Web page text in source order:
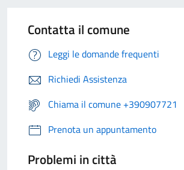
Contatta il comune
Leggi le domande frequenti
Richiedi Assistenza
Chiama il comune +390907721
Prenota un appuntamento
Problemi in città